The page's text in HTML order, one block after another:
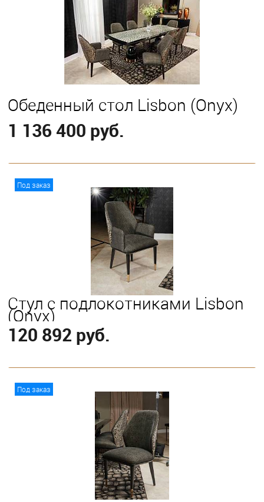
Обеденный стол Lisbon (Onyx)
1 136 400 руб.
В корзину
Под заказ
Стул с подлокотниками Lisbon
(Onyx)
120 892 руб.
В корзину
Под заказ